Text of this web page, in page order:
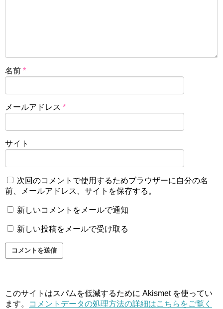
名前 *
メールアドレス *
サイト
次回のコメントで使用するためブラウザーに自分の名
前、メールアドレス、サイトを保存する。
新しいコメントをメールで通知
新しい投稿をメールで受け取る
このサイトはスパムを低減するために Akismet を使ってい
ます。
コメントデータの処理方法の詳細はこちらをご覧く